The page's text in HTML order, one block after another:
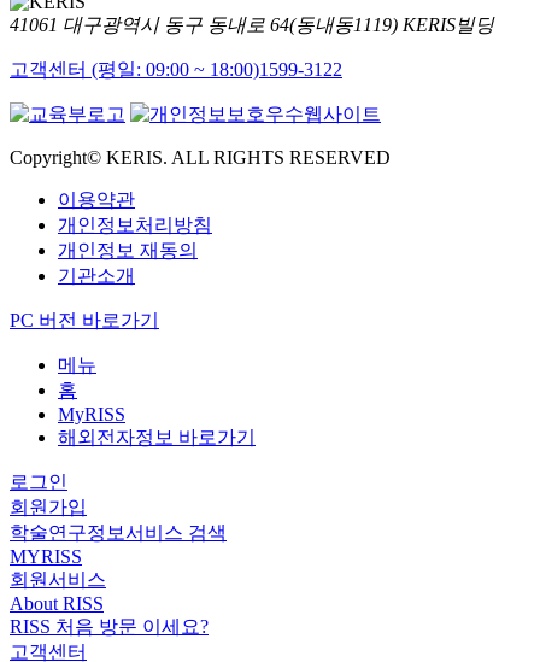
41061 대구광역시 동구 동내로 64(동내동1119) KERIS빌딩
고객센터 (평일: 09:00 ~ 18:00)1599-3122
Copyright© KERIS. ALL RIGHTS RESERVED
이용약관
개인정보처리방침
개인정보 재동의
기관소개
PC 버전 바로가기
메뉴
홈
MyRISS
해외전자정보 바로가기
로그인
회원가입
학술연구정보서비스 검색
MYRISS
회원서비스
About RISS
RISS 처음 방문 이세요?
고객센터